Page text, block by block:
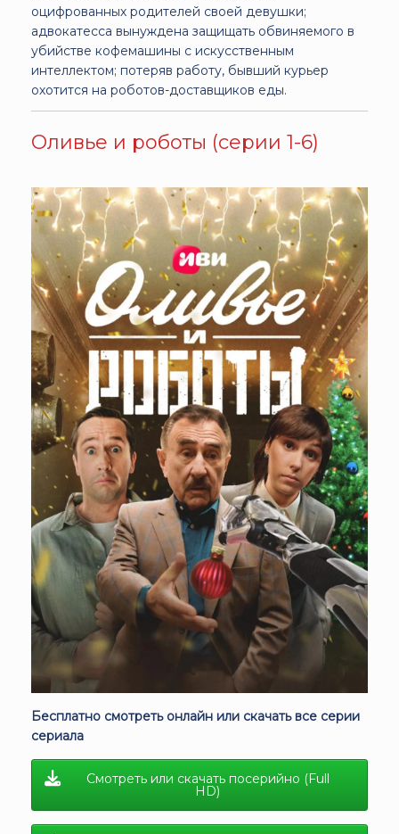
оцифрованных родителей своей девушки;
адвокатесса вынуждена защищать обвиняемого в
убийстве кофемашины с искусственным
интеллектом; потеряв работу, бывший курьер
охотится на роботов-доставщиков еды.
Оливье и роботы (серии 1-6)
Бесплатно смотреть онлайн или скачать все серии
сериала
Смотреть или скачать посерийно (Full
HD)